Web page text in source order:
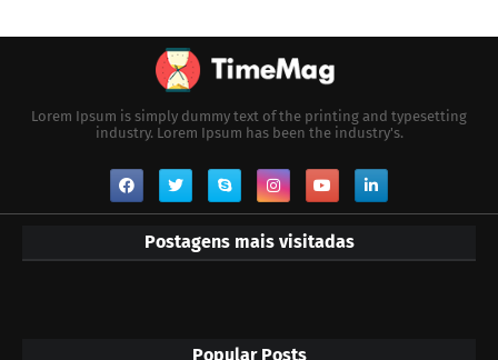
Lorem Ipsum is simply dummy text of the printing and typesetting
industry. Lorem Ipsum has been the industry's.
Postagens mais visitadas
Popular Posts